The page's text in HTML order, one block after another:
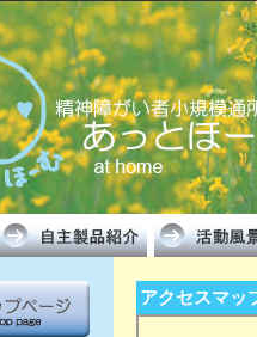
アクセスマッ